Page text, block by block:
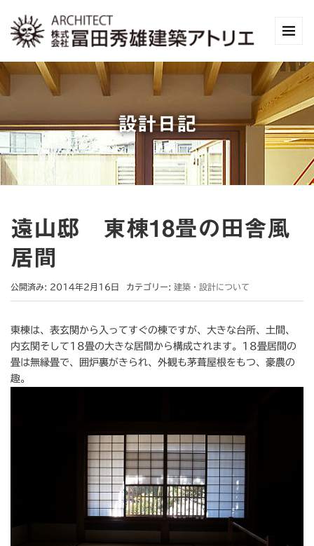
設計日記
遠山邸 東棟18畳の田舎風
居間
公開済み: 2014年2月16日 カテゴリー: 建築・設計について
東棟は、表玄関から入ってすぐの棟ですが、大きな台所、土間、
内玄関そして18畳の大きな居間から構成されます。18畳居間の
畳は無縁畳で、囲炉裏がきられ、外観も茅葺屋根をもつ、豪農の
趣。